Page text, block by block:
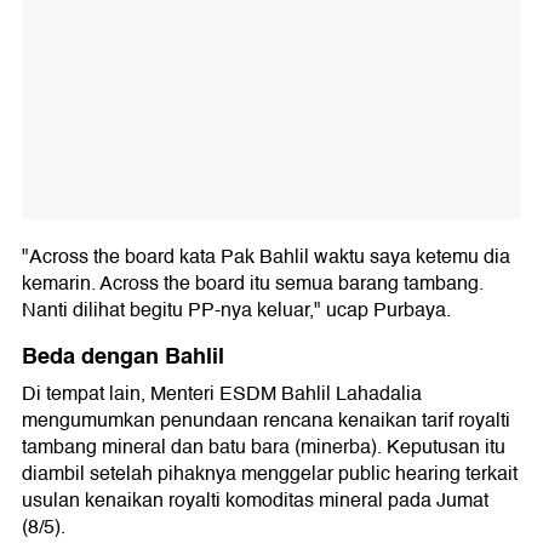
"Across the board kata Pak Bahlil waktu saya ketemu dia
kemarin. Across the board itu semua barang tambang.
Nanti dilihat begitu PP-nya keluar," ucap Purbaya.
Beda dengan Bahlil
Di tempat lain, Menteri ESDM Bahlil Lahadalia
mengumumkan penundaan rencana kenaikan tarif royalti
tambang mineral dan batu bara (minerba). Keputusan itu
diambil setelah pihaknya menggelar public hearing terkait
usulan kenaikan royalti komoditas mineral pada Jumat
(8/5).